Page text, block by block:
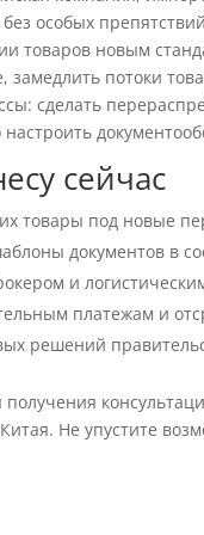
особых
товаров новым
замедлить потоки
сделать
сейчас
товары под новые
документов в
и
платежам и
решений
получения
Не упустите